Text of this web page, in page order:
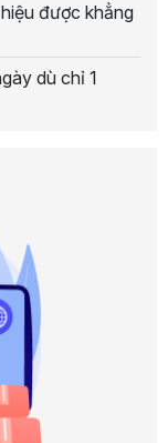
được khẳng
dù chỉ 1